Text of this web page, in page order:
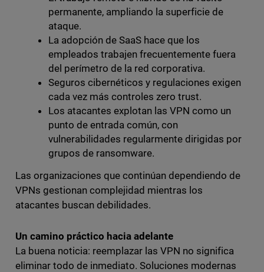
permanente, ampliando la superficie de
ataque.
La adopción de SaaS hace que los
empleados trabajen frecuentemente fuera
del perímetro de la red corporativa.
Seguros cibernéticos y regulaciones exigen
cada vez más controles zero trust.
Los atacantes explotan las VPN como un
punto de entrada común, con
vulnerabilidades regularmente dirigidas por
grupos de ransomware.
Las organizaciones que continúan dependiendo de
VPNs gestionan complejidad mientras los
atacantes buscan debilidades.
Un camino práctico hacia adelante
La buena noticia: reemplazar las VPN no significa
eliminar todo de inmediato. Soluciones modernas